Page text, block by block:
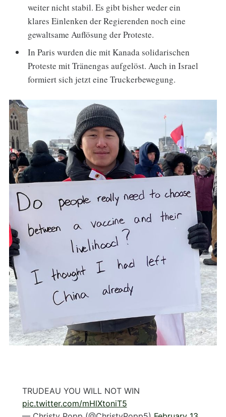
weiter nicht stabil. Es gibt bisher weder ein
klares Einlenken der Regierenden noch eine
gewaltsame Auflösung der Proteste.
In Paris wurden die mit Kanada solidarischen
Proteste mit Tränengas aufgelöst. Auch in Israel
formiert sich jetzt eine Truckerbewegung.
TRUDEAU YOU WILL NOT WIN
pic.twitter.com/mHlXtoniT5